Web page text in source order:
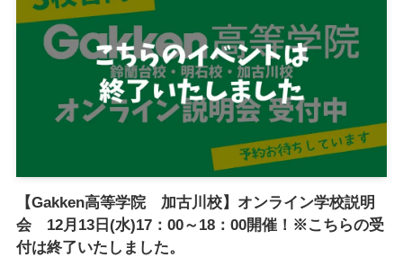
【Gakken高等学院 加古川校】オンライン学校説明
会 12月13日(水)17：00～18：00開催！※こちらの受
付は終了いたしました。